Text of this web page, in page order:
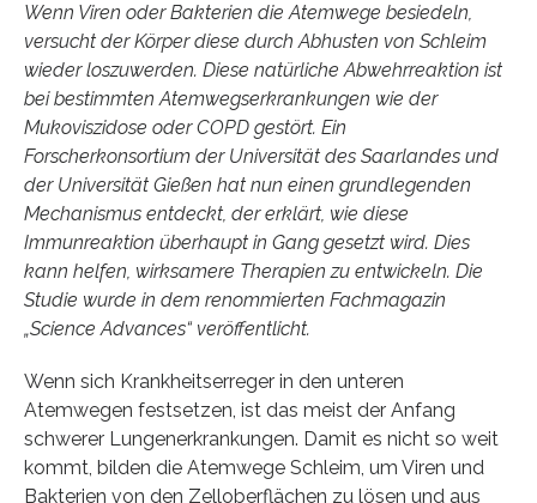
Wenn Viren oder Bakterien die Atemwege besiedeln,
versucht der Körper diese durch Abhusten von Schleim
wieder loszuwerden. Diese natürliche Abwehrreaktion ist
bei bestimmten Atemwegserkrankungen wie der
Mukoviszidose oder COPD gestört. Ein
Forscherkonsortium der Universität des Saarlandes und
der Universität Gießen hat nun einen grundlegenden
Mechanismus entdeckt, der erklärt, wie diese
Immunreaktion überhaupt in Gang gesetzt wird. Dies
kann helfen, wirksamere Therapien zu entwickeln. Die
Studie wurde in dem renommierten Fachmagazin
„Science Advances“ veröffentlicht.
Wenn sich Krankheitserreger in den unteren
Atemwegen festsetzen, ist das meist der Anfang
schwerer Lungenerkrankungen. Damit es nicht so weit
kommt, bilden die Atemwege Schleim, um Viren und
Bakterien von den Zelloberflächen zu lösen und aus